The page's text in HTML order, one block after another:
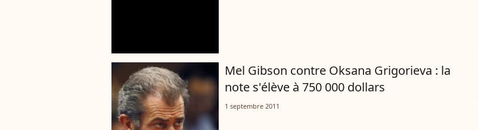
Mel Gibson contre Oksana Grigorieva : la
note s'élève à 750 000 dollars
1 septembre 2011